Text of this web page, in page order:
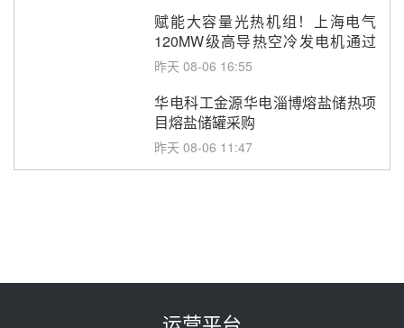
赋能大容量光热机组！上海电气
120MW级高导热空冷发电机通过
型式试验
昨天 08-06 16:55
华电科工金源华电淄博熔盐储热项
目熔盐储罐采购
昨天 08-06 11:47
光热示范电站二列蒸汽发生器设备